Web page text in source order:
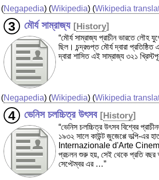
(Negapedia) (Wikipedia) (Wikipedia
মৌর্য সাম্রাজ্য [History]
“মৌর্য সাম্রাজ্য প্রাচীন ভারতে লৌহ
ছিল। চন্দ্রগুপ্ত মৌর্য দ্বারা প্রতিষ্ঠিত
দ্বারা শাসিত এই সাম্রাজ্য ৩২১
(Negapedia) (Wikipedia) (Wikipedia
ভেনিস চলচ্চিত্র উৎসব [History]
“ভেনিস চলচ্চিত্র উৎসব বিশ্বের
১৯৩২ সালে কাউন্ট জুজেপ্পে ভল্পি-
Internazionale d'Arte
প্রচলন শুরু হয়, সেই থেকে প্রতি
সেপ্টেম্বর এর …”